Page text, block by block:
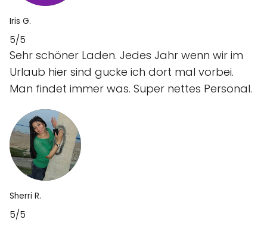
Iris G.
5/5
Sehr schöner Laden. Jedes Jahr wenn wir im
Urlaub hier sind gucke ich dort mal vorbei.
Man findet immer was. Super nettes Personal.
Sherri R.
5/5